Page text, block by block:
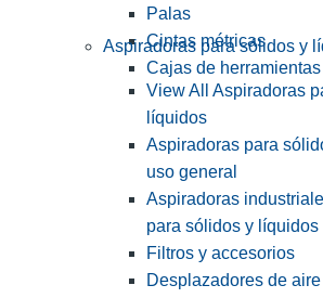
Palas
Cintas métricas
Cajas de herramientas
Aspiradoras para sólidos y
View All Aspiradoras
líquidos
Aspiradoras para
uso general
Aspiradoras
para sólidos y líquidos
Filtros y accesorios
Desplazadores de aire